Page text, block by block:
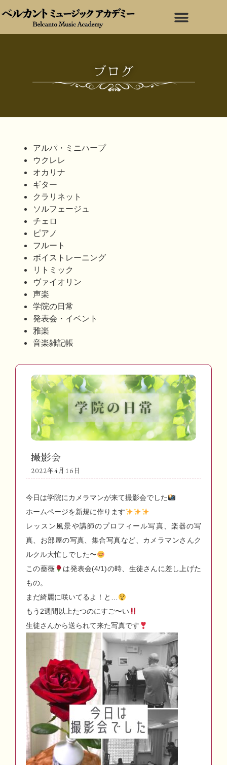
ブログ
アルパ・ミニハープ
ウクレレ
オカリナ
ギター
クラリネット
ソルフェージュ
チェロ
ピアノ
フルート
ボイストレーニング
リトミック
ヴァイオリン
声楽
学院の日常
発表会・イベント
雅楽
音楽雑記帳
撮影会
2022年4月16日
今日は学院にカメラマンが来て撮影会でした
ホームページを新規に作ります
レッスン風景や講師のプロフィール写真、楽器の写
真、お部屋の写真、集合写真など、カメラマンさんク
ルクル大忙しでした〜
この薔薇
は発表会(4/1)の時、生徒さんに差し上げた
もの。
まだ綺麗に咲いてるよ！と…
もう2週間以上たつのにすご〜い
生徒さんから送られて来た写真です